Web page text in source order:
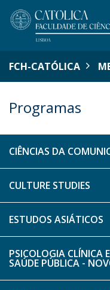
FCH-CATÓLICA
Programas
CIÊNCIAS DA
CULTURE STUDIES
ESTUDOS ASIÁTICOS
PSICOLOGIA CLÍNICA
SAÚDE PÚBLICA -